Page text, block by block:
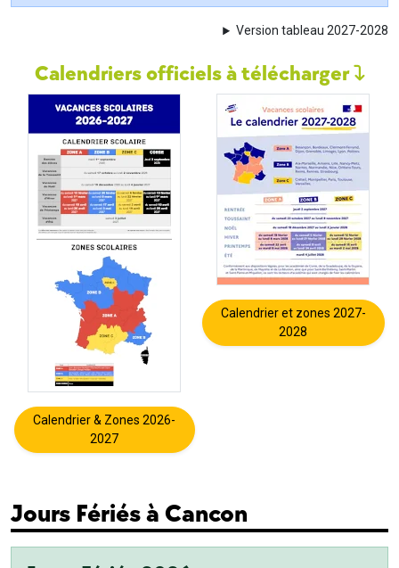
Version tableau 2027-2028
Calendriers officiels à télécharger
Calendrier & Zones 2026-
2027
Calendrier et zones 2027-
2028
Jours Fériés à Cancon